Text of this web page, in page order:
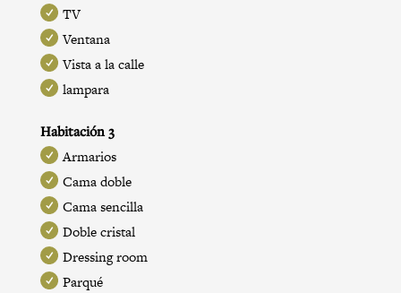
TV
Ventana
Vista a la calle
lampara
Habitación 3
Armarios
Cama doble
Cama sencilla
Doble cristal
Dressing room
Parqué